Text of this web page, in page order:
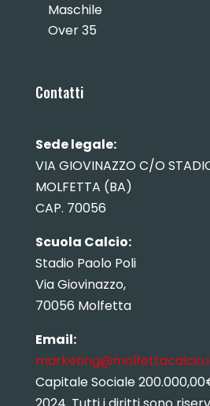
Maschile
Over 35
Contatti
Sede legale:
VIA GIOVINAZZO C/O
MOLFETTA (BA)
CAP. 70056
Scuola Calcio:
Stadio Paolo Poli
Via Giovinazzo,
70056 Molfetta
Email:
Capitale Sociale